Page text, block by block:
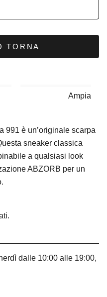
TORNA
Ampia
991 è un’originale scarpa
sneaker classica
a qualsiasi look
ABZORB per un
dalle 10:00 alle 19:00,